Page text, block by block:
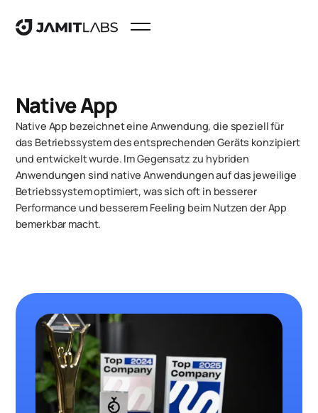
Native App
Native App bezeichnet eine Anwendung, die speziell für
das Betriebssystem des entsprechenden Geräts konzipiert
und entwickelt wurde. Im Gegensatz zu hybriden
Anwendungen sind native Anwendungen auf das jeweilige
Betriebssystem optimiert, was sich oft in besserer
Performance und besserem Feeling beim Nutzen der App
bemerkbar macht.